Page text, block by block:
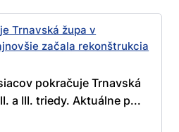
Trnavská župa v
začala rekonštrukcia
pokračuje Trnavská
a III. triedy. Aktuálne p...